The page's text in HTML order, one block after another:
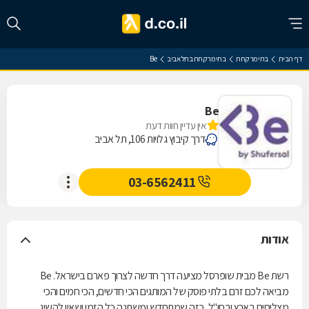
דף הבית בתי מרקחת בתי מרקחת בתל אביב Be
Be
אין עדיין חוות דעת
דרך קיבוץ גלויות 106, תל אביב
03-6562411
אודות
רשת Be מבית שופרסל מציעה דרך חדשה לצרוך פארם בישראל. Be
מביאה לכם זרם בלתי פוסק של המותגים הכי חדשים, הכי חמים והכי